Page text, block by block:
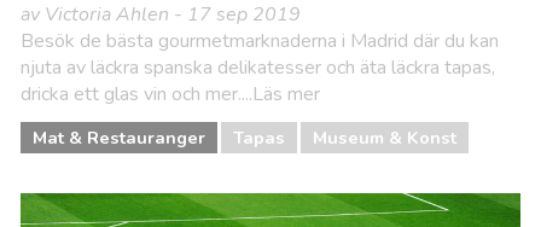
av Victoria Ahlen - 17 sep 2019
Besök de bästa gourmetmarknaderna i Madrid där du kan
njuta av läckra spanska delikatesser och äta läckra tapas,
dricka ett glas vin och mer....Läs mer
Mat & Restauranger Tapas Museum & Konst